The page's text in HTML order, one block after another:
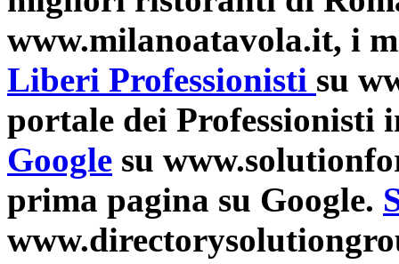
www.milanoatavola.it, i
Liberi Professionisti su
portale dei Professionisti
Google su
prima pagina su Google.